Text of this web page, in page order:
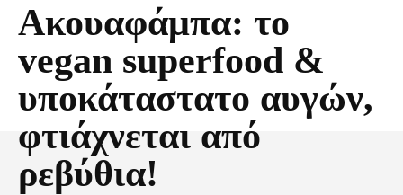
Ακουαφάμπα: το
vegan superfood &
υποκάταστατο αυγών,
φτιάχνεται από
ρεβύθια!